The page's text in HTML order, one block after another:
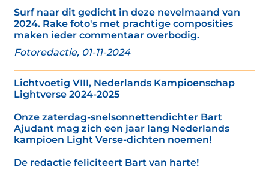
Surf naar dit gedicht in deze nevelmaand van
2024. Rake foto's met prachtige composities
maken ieder commentaar overbodig.
Fotoredactie, 01-11-2024
Lichtvoetig VIII, Nederlands Kampioenschap
Lightverse 2024-2025
Onze zaterdag-snelsonnettendichter Bart
Ajudant mag zich een jaar lang Nederlands
kampioen Light Verse-dichten noemen!
De redactie feliciteert Bart van harte!